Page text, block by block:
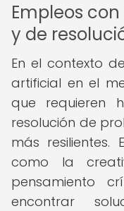
Empleos
y de
En el contexto
artificial en el
que requieren
resolución de
más resilientes.
como la
pensamiento
encontrar